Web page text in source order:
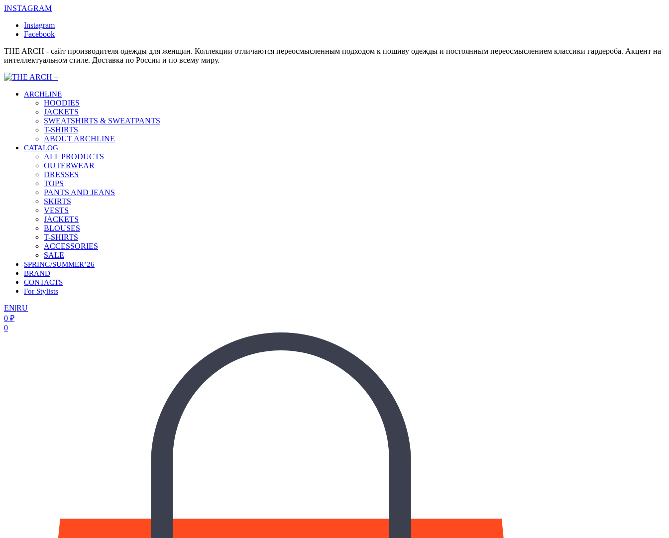
INSTAGRAM
Instagram
Facebook
THE ARCH - сайт производителя одежды для женщин. Коллекции отличаются переосмысленным подходом к пошиву одежды и постоянным переосмыслением классики гардероба. Акцент на
интеллектуальном стиле. Доставка по России и по всему миру.
ARCHLINE
HOODIES
JACKETS
SWEATSHIRTS & SWEATPANTS
T-SHIRTS
ABOUT ARCHLINE
CATALOG
ALL PRODUCTS
OUTERWEAR
DRESSES
TOPS
PANTS AND JEANS
SKIRTS
VESTS
JACKETS
BLOUSES
T-SHIRTS
ACCESSORIES
SALE
SPRING/SUMMER’26
BRAND
CONTACTS
For Stylists
EN|RU
0 ₽
0